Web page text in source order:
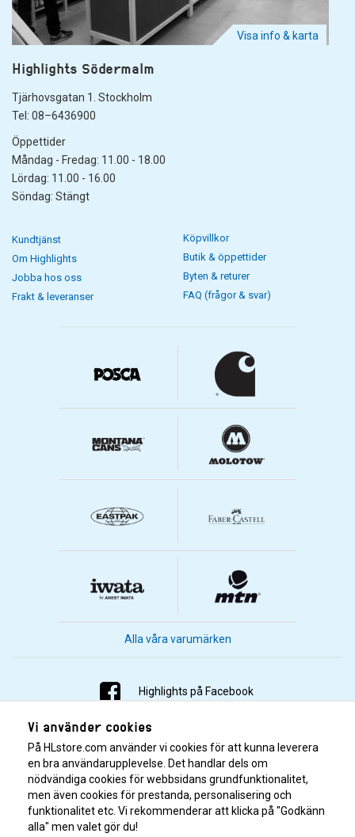
Visa info & karta
Highlights Södermalm
Tjärhovsgatan 1. Stockholm
Tel: 08–6436900
Öppettider
Måndag - Fredag: 11.00 - 18.00
Lördag: 11.00 - 16.00
Söndag: Stängt
Kundtjänst
Om Highlights
Jobba hos oss
Frakt & leveranser
Köpvillkor
Butik & öppettider
Byten & returer
FAQ (frågor & svar)
Alla våra varumärken
Highlights på Facebook
Highlights på Instagram
Highlights på Youtube
Highlights på Tiktok
Vi använder cookies
På HLstore.com använder vi cookies för att kunna leverera
en bra användarupplevelse. Det handlar dels om
nödvändiga cookies för webbsidans grundfunktionalitet,
men även cookies för prestanda, personalisering och
funktionalitet etc. Vi rekommenderar att klicka på "Godkänn
alla" men valet gör du!